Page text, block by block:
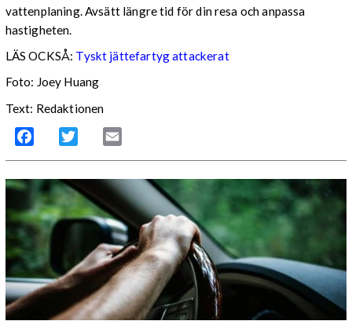
vattenplaning. Avsätt längre tid för din resa och anpassa
hastigheten.
LÄS OCKSÅ: Tyskt jättefartyg attackerat
Foto: Joey Huang
Text: Redaktionen
Facebook Twitter